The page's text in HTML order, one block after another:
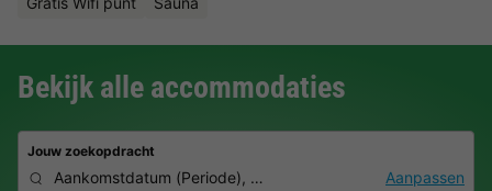
Bekijk alle accommodaties
Jouw zoekopdracht
Aankomstdatum (Periode), 2 personen, 0 huisdierAanpassen